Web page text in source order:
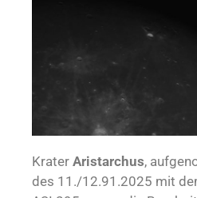
Krater Aristarchus,
des 11./12.91.2025 mit